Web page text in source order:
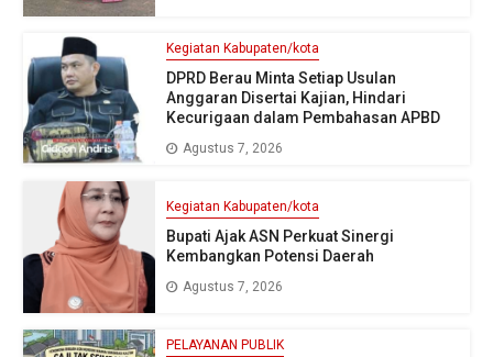
Kegiatan Kabupaten/kota
DPRD Berau Minta Setiap Usulan
Anggaran Disertai Kajian, Hindari
Kecurigaan dalam Pembahasan APBD
Agustus 7, 2026
Kegiatan Kabupaten/kota
Bupati Ajak ASN Perkuat Sinergi
Kembangkan Potensi Daerah
Agustus 7, 2026
PELAYANAN PUBLIK